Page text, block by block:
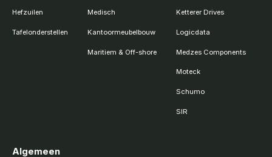
Hefzuilen
Tafelonderstellen
Medisch
Kantoormeubelbouw
Maritiem & Off-shore
Ketterer Drives
Logicdata
Medzes Components
Moteck
Schumo
SIR
Algemeen